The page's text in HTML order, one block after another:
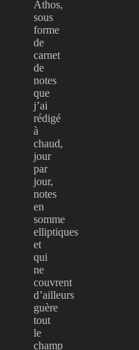
Athos,
sous
forme
de
carnet
de
notes
que
j’ai
rédigé
à
chaud,
jour
par
jour,
notes
en
somme
elliptiques
et
qui
ne
couvrent
d’ailleurs
guère
tout
le
champ